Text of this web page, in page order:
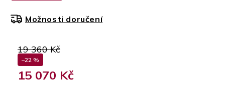
19 360 Kč
–22 %
15 070 Kč
Možnosti doručení